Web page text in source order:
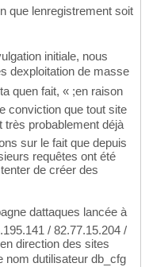
lenregistrement soit
initiale, nous
dexploitation de masse
quen fait, « ;en raison
conviction que tout site
très probablement déjà
sur le fait que depuis
requêtes ont été
de créer des
dattaques lancée à
/ 82.77.15.204 /
direction des sites
dutilisateur db_cfg